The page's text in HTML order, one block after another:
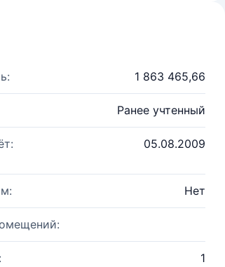
1 863 465,66
Ранее учтенный
05.08.2009
Нет
1